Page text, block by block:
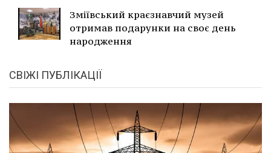
Зміївський краєзнавчий музей
отримав подарунки на своє день
народження
СВІЖІ ПУБЛІКАЦІЇ